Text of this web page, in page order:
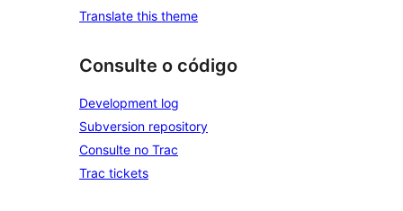
Translate this theme
Consulte o código
Development log
Subversion repository
Consulte no Trac
Trac tickets